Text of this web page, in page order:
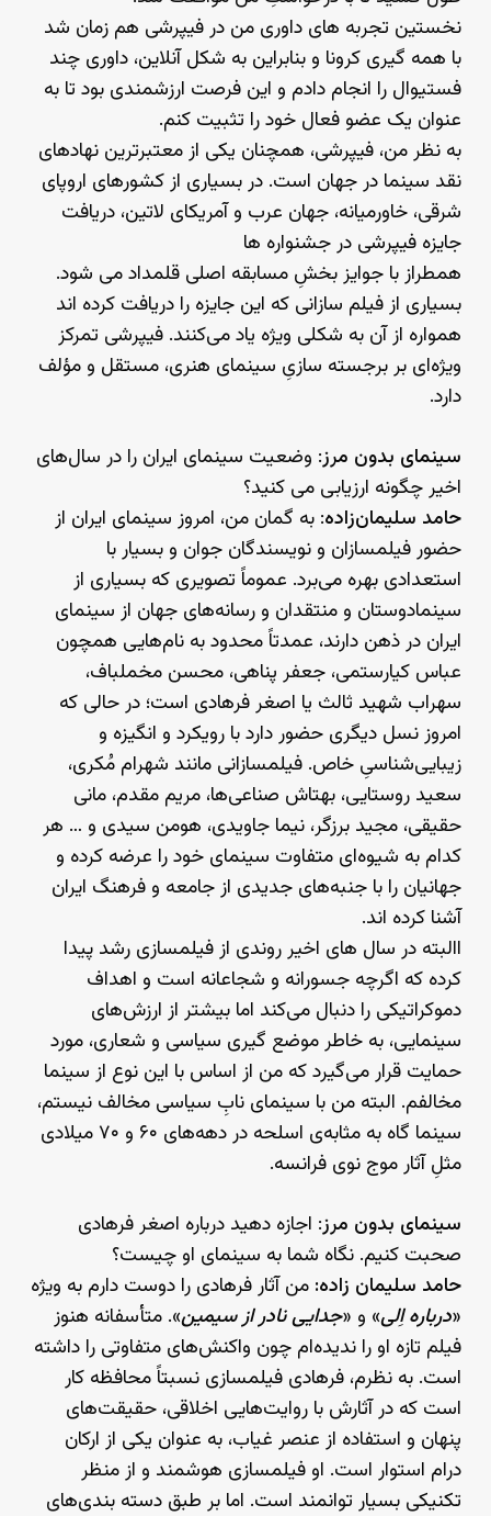
نخستین تجربه های داوری من در فیپرشی هم زمان شد
با همه گیری کرونا و بنابراین به شکل آنلاین، داوری چند
فستیوال را انجام دادم و این فرصت ارزشمندی بود تا به
عنوان یک عضو فعال خود را تثبیت کنم.
به نظر من، فیپرشی، همچنان یکی از معتبرترین نهادهای
نقد سینما در جهان است. در بسیاری از کشورهای اروپای
شرقی، خاورمیانه، جهان عرب و آمریکای لاتین، دریافت
جایزه فیپرشی در جشنواره ها
همطراز با جوایز بخشِ مسابقه اصلی قلمداد می شود.
بسیاری از فیلم سازانی که این جایزه را دریافت کرده اند
همواره از آن به شکلی ویژه یاد می‌کنند. فیپرشی تمرکز
ویژه‌ای بر برجسته سازیِ سینمای هنری، مستقل و مؤلف
دارد.
سینمای بدون مرز: وضعیت سینمای ایران را در سال‌های
اخیر چگونه ارزیابی می کنید؟
حامد سلیمان‌زاده: به گمان من، امروز سینمای ایران از
حضور فیلمسازان و نویسندگان جوان و بسیار با
استعدادی بهره می‌برد. عموماً تصویری که بسیاری از
سینمادوستان و منتقدان و رسانه‌های جهان از سینمای
ایران در ذهن دارند، عمدتاً محدود به نام‌هایی همچون
عباس کیارستمی، جعفر پناهی، محسن مخملباف،
سهراب شهید ثالث یا اصغر فرهادی است؛ در حالی که
امروز نسل دیگری حضور دارد با رویکرد و انگیزه و
زیبایی‌شناسیِ خاص. فیلمسازانی مانند شهرام مُکری،
سعید روستایی، بهتاش صناعی‌ها، مریم مقدم، مانی
حقیقی، مجید برزگر، نیما جاویدی، هومن سیدی و … هر
کدام به شیوه‌ای متفاوت سینمای خود را عرضه کرده و
جهانیان را با جنبه‌های جدیدی از جامعه و فرهنگ ایران
آشنا کرده اند.
االبته در سال های اخیر روندی از فیلمسازی رشد پیدا
کرده که اگرچه جسورانه و شجاعانه است و اهداف
دموکراتیکی را دنبال می‌کند اما بیشتر از ارزش‌های
سینمایی، به خاطر موضع گیری سیاسی و شعاری، مورد
حمایت قرار می‌گیرد که من از اساس با این نوع از سینما
مخالفم. البته من با سینمای نابِ سیاسی مخالف نیستم،
سینما گاه به مثابه‌ی اسلحه در دهه‌های ۶۰ و ۷۰ میلادی
مثلِ آثار موج نوی فرانسه.
سینمای بدون مرز: اجازه دهید درباره اصغر فرهادی
صحبت کنیم. نگاه شما به سینمای او چیست؟
حامد سلیمان زاده: من آثار فرهادی را دوست دارم به ویژه
«درباره اِلی» و «جدایی نادر از سیمین». متأسفانه هنوز
فیلم تازه او را ندیده‌ام چون واکنش‌های متفاوتی را داشته
است. به نظرم، فرهادی فیلمسازی نسبتاً محافظه کار
است که در آثارش با روایت‌هایی اخلاقی، حقیقت‌های
پنهان و استفاده از عنصر غیاب، به عنوان یکی از ارکان
درام استوار است. او فیلمسازی هوشمند و از منظر
تکنیکی بسیار توانمند است. اما بر طبق دسته بندی‌های